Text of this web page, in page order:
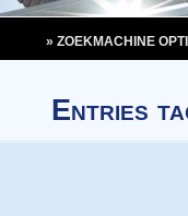
Entries
» ZOEKMACHINE